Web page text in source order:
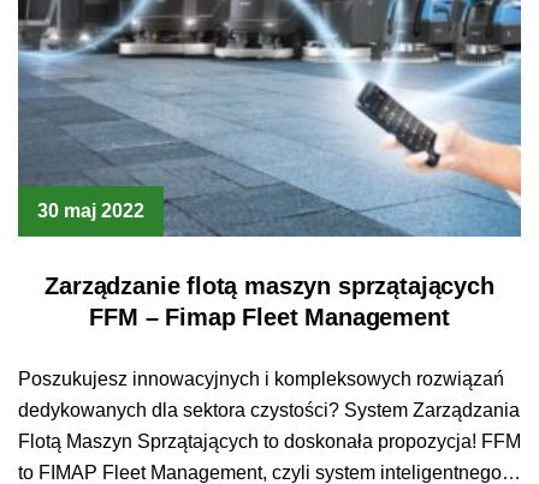
30 maj 2022
Zarządzanie flotą maszyn sprzątających
FFM – Fimap Fleet Management
Poszukujesz innowacyjnych i kompleksowych rozwiązań
dedykowanych dla sektora czystości? System Zarządzania
Flotą Maszyn Sprzątających to doskonała propozycja! FFM
to FIMAP Fleet Management, czyli system inteligentnego